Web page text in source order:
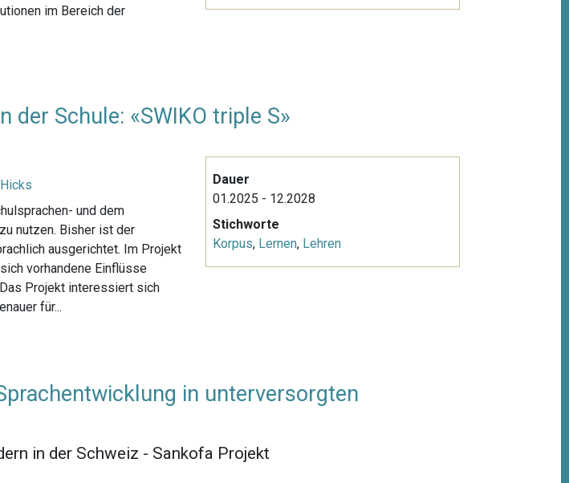
im Bereich der
der Schule: «SWIKO triple S»
und dem
nutzen. Bisher ist der
ausgerichtet. Im Projekt
vorhandene Einflüsse
Projekt interessiert sich
für...
Dauer
01.2025 - 12.2028
Stichworte
Korpus, Lernen, Lehren
in unterversorgten
in der Schweiz - Sankofa Projekt